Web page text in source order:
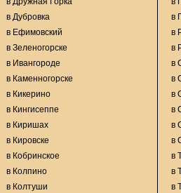
в Дубровка
в Ефимовский
в Зеленогорске
в Ивангороде
в Каменногорске
в Кикерино
в Кингисеппе
в Киришах
в Кировске
в Кобринское
в Колпино
в Колтуши
в
в
в
в
в
в
в
в
в
в
в
в